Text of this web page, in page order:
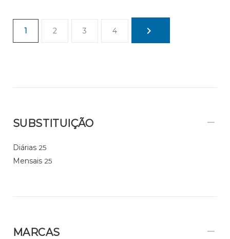
1 2 3 4
SUBSTITUIÇÃO
Diárias 25
Mensais 25
MARCAS